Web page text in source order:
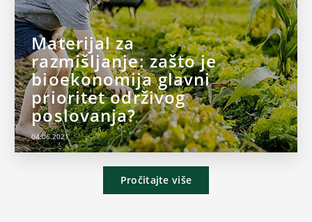
Materijal za
razmišljanje: zašto je
bioekonomija glavni
prioritet održivog
poslovanja?
04.06.2021
Pročitajte više